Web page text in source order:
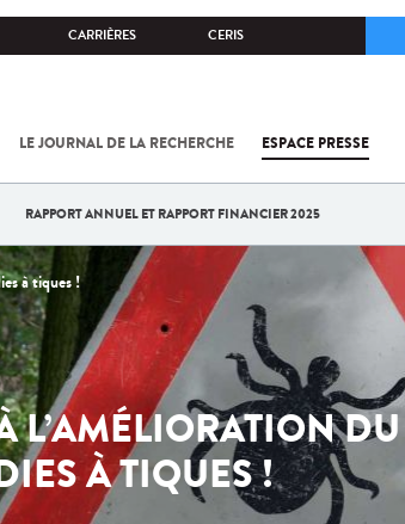
CARRIÈRES CERIS
LE JOURNAL DE LA RECHERCHE ESPACE PRESSE
RAPPORT ANNUEL ET RAPPORT FINANCIER 2025
à tiques !
L’AMÉLIORATION DU
À TIQUES !